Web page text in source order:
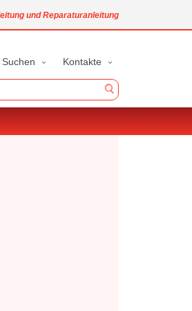
und Reparaturanleitung
Suchen Kontakte